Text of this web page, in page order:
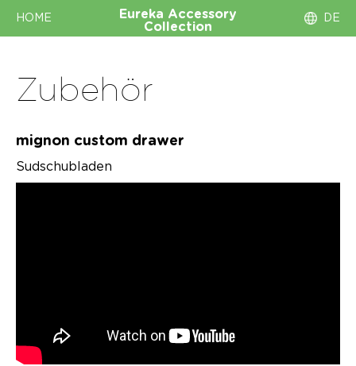
HOME Eureka Accessory
Collection
DE
Zubehör
mignon custom drawer
Sudschubladen